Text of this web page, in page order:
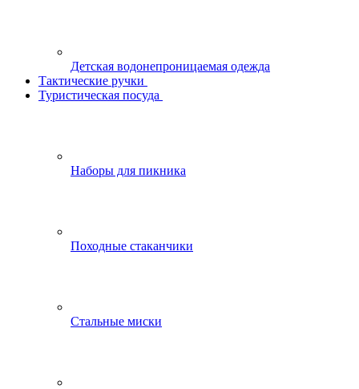
Детская водонепроницаемая одежда
Тактические ручки
Туристическая посуда
Наборы для пикника
Походные стаканчики
Стальные миски